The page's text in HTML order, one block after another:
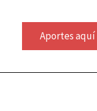
Aportes aquí